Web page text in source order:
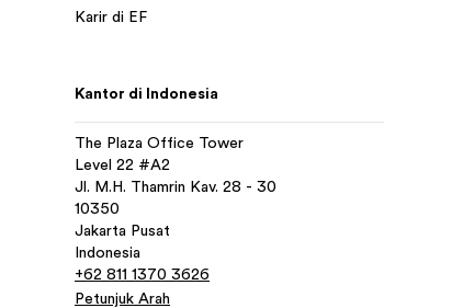
Karir di EF
Kantor di Indonesia
The Plaza Office Tower
Level 22 #A2
Jl. M.H. Thamrin Kav. 28 - 30
10350
Jakarta Pusat
Indonesia
+62 811 1370 3626
Petunjuk Arah